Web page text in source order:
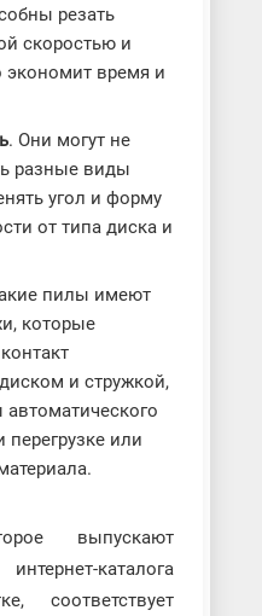
резать
скоростью и
экономит время и
. Они могут не
разные виды
угол и форму
от типа диска и
пилы имеют
которые
и стружкой,
или
выпускают
каталога
соответствует